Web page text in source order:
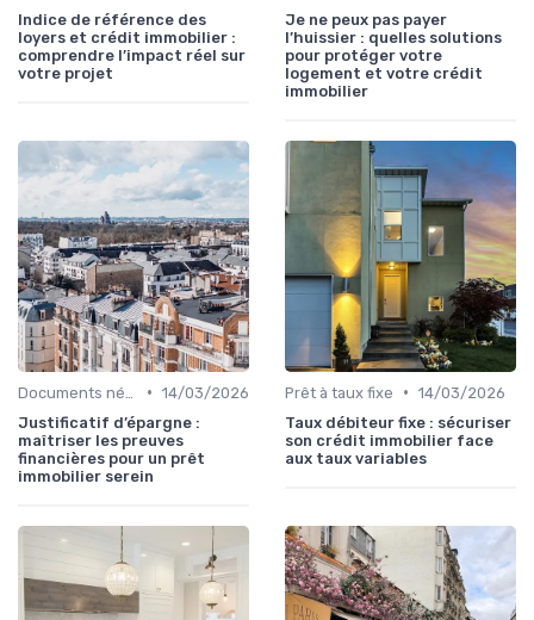
Indice de référence des
loyers et crédit immobilier :
comprendre l’impact réel sur
votre projet
Je ne peux pas payer
l’huissier : quelles solutions
pour protéger votre
logement et votre crédit
immobilier
• 14/03/2026
Justificatif d’épargne :
maîtriser les preuves
financières pour un prêt
immobilier serein
Prêt à taux fixe • 14/03/2026
Taux débiteur fixe : sécuriser
son crédit immobilier face
aux taux variables